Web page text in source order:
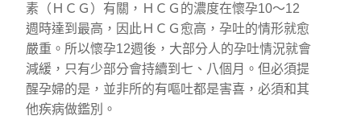
素（ＨＣＧ）有關，ＨＣＧ的濃度在懷孕10～12
週時達到最高，因此ＨＣＧ愈高，孕吐的情形就愈
嚴重。所以懷孕12週後，大部分人的孕吐情況就會
減緩，只有少部分會持續到七、八個月。但必須提
醒孕婦的是，並非所的有嘔吐都是害喜，必須和其
他疾病做鑑別。